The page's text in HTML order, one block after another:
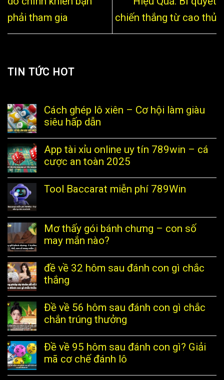
phải tham gia
chiến thắng từ cao thủ
TIN TỨC HOT
Cách ghép lô xiên – Cơ hội làm giàu
siêu hấp dẫn
App tài xỉu online uy tín 789win – cá
cược an toàn 2025
Tool Baccarat miễn phí 789Win
Mơ thấy gói bánh chưng – con số
may mắn nào?
đề về 32 hôm sau đánh con gì chắc
thắng
Đề về 56 hôm sau đánh con gì chắc
chắn trúng thưởng
Đề về 95 hôm sau đánh con gì? Giải
mã cơ chế đánh lô